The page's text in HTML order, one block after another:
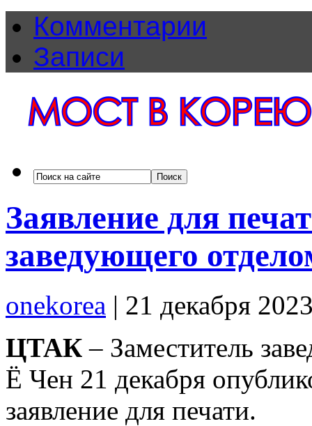
Комментарии
Записи
Заявление для
заведующего
onekorea | 21 декабря
ЦТАК – Заместитель
Ё Чен 21 декабря
заявление для печати.